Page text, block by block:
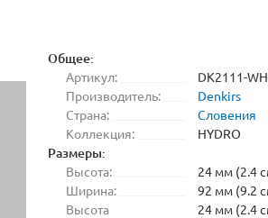
Общее:
Артикул:
DK2111-WH
Производитель:
Denkirs
Страна:
Словения
Коллекция:
HYDRO
Размеры:
Высота:
24 мм (2.4
Ширина:
92 мм (9.2
Высота
24 мм (2.4